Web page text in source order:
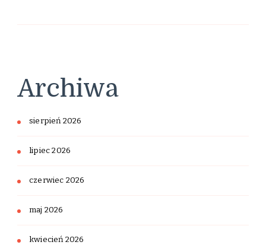
Archiwa
sierpień 2026
lipiec 2026
czerwiec 2026
maj 2026
kwiecień 2026